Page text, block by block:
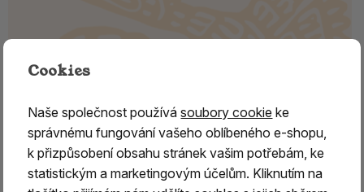
Attar parfémový olej PADMA
Attar,v překladuznamená „vůně“, v Indii a v oblasti
Cookies
Naše společnost používásoubory cookie ke
správnému fungování vašeho oblíbeného e-shopu,
k přizpůsobení obsahu stránek vašim potřebám, ke
statistickým a marketingovým účelům. Kliknutím na